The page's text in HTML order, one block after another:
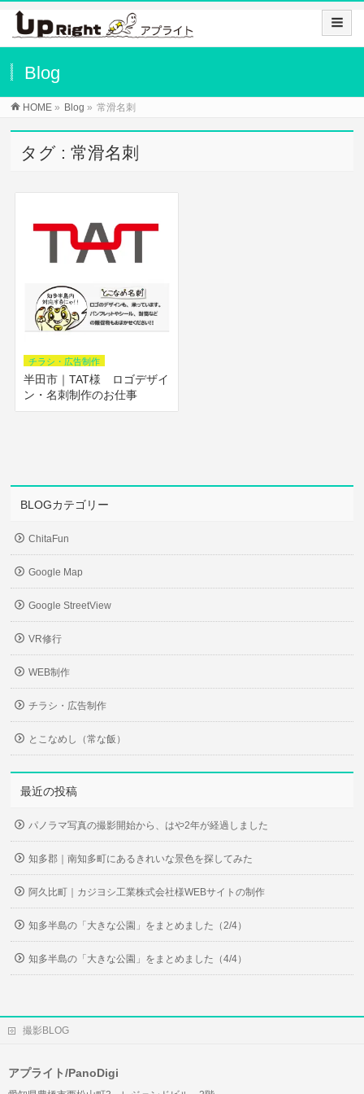
Blog
HOME » Blog » 常滑名刺
タグ : 常滑名刺
チラシ・広告制作
半田市｜TAT様 ロゴデザイ
ン・名刺制作のお仕事
BLOGカテゴリー
ChitaFun
Google Map
Google StreetView
VR修行
WEB制作
チラシ・広告制作
とこなめし（常な飯）
最近の投稿
パノラマ写真の撮影開始から、はや2年が経過しました
知多郡｜南知多町にあるきれいな景色を探してみた
阿久比町｜カジヨシ工業株式会社様WEBサイトの制作
知多半島の「大きな公園」をまとめました（2/4）
知多半島の「大きな公園」をまとめました（4/4）
撮影BLOG
アプライト/PanoDigi